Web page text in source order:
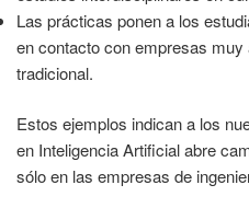
Las prácticas ponen a los
en contacto con empresas
tradicional.
Estos ejemplos indican a los
en Inteligencia Artificial abre
sólo en las empresas de